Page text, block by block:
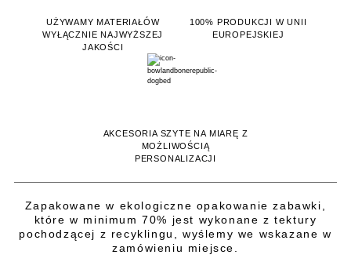
UŻYWAMY MATERIAŁÓW
WYŁĄCZNIE NAJWYŻSZEJ
JAKOŚCI
100% PRODUKCJI W UNII
EUROPEJSKIEJ
AKCESORIA SZYTE NA MIARĘ Z
MOŻLIWOŚCIĄ
PERSONALIZACJI
Zapakowane w ekologiczne opakowanie zabawki,
które w minimum 70% jest wykonane z tektury
pochodzącej z recyklingu, wyślemy we wskazane w
zamówieniu miejsce.